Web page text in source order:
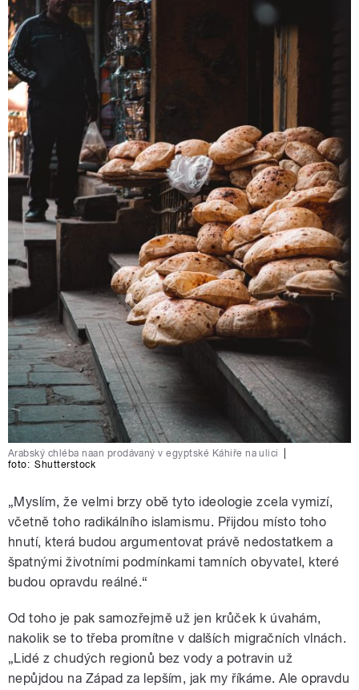
Arabský chléba naan prodávaný v egyptské Káhiře na ulici
foto: Shutterstock
„Myslím, že velmi brzy obě tyto ideologie zcela vymizí,
včetně toho radikálního islamismu. Přijdou místo toho
hnutí, která budou argumentovat právě nedostatkem a
špatnými životními podmínkami tamních obyvatel, které
budou opravdu reálné.“
Od toho je pak samozřejmě už jen krůček k úvahám,
nakolik se to třeba promítne v dalších migračních vlnách.
„Lidé z chudých regionů bez vody a potravin už
nepůjdou na Západ za lepším, jak my říkáme. Ale opravdu